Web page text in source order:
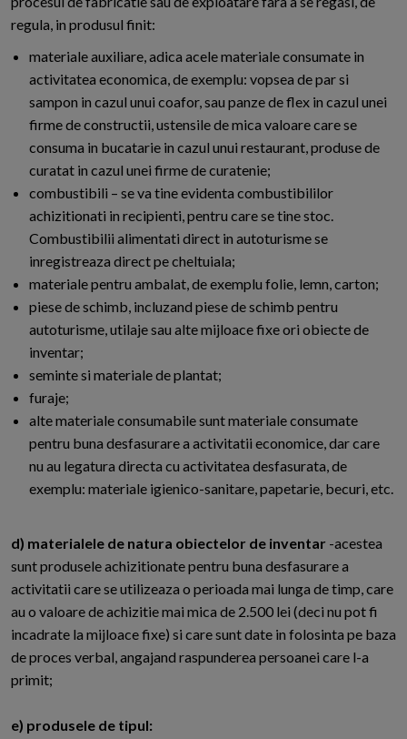
regula, in produsul finit:
materiale auxiliare, adica acele materiale consumate in
activitatea economica, de exemplu: vopsea de par si
sampon in cazul unui coafor, sau panze de flex in cazul unei
firme de constructii, ustensile de mica valoare care se
consuma in bucatarie in cazul unui restaurant, produse de
curatat in cazul unei firme de curatenie;
combustibili – se va tine evidenta combustibililor
achizitionati in recipienti, pentru care se tine stoc.
Combustibilii alimentati direct in autoturisme se
inregistreaza direct pe cheltuiala;
materiale pentru ambalat, de exemplu folie, lemn, carton;
piese de schimb, incluzand piese de schimb pentru
autoturisme, utilaje sau alte mijloace fixe ori obiecte de
inventar;
seminte si materiale de plantat;
furaje;
alte materiale consumabile sunt materiale consumate
pentru buna desfasurare a activitatii economice, dar care
nu au legatura directa cu activitatea desfasurata, de
exemplu: materiale igienico-sanitare, papetarie, becuri, etc.
d) materialele de natura obiectelor de inventar -acestea
sunt produsele achizitionate pentru buna desfasurare a
activitatii care se utilizeaza o perioada mai lunga de timp, care
au o valoare de achizitie mai mica de 2.500 lei (deci nu pot fi
incadrate la mijloace fixe) si care sunt date in folosinta pe baza
de proces verbal, angajand raspunderea persoanei care l-a
primit;
e) produsele de tipul: